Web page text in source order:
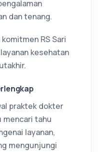
dan tenang.
RS Sari
kesehatan
praktek dokter
mencari tahu
layanan,
mengunjungi